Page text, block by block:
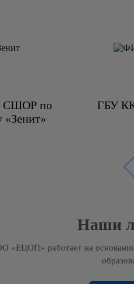
СШОР по
«Зенит»
ГБУ
Наши
«ЕЦОП» работает на основании